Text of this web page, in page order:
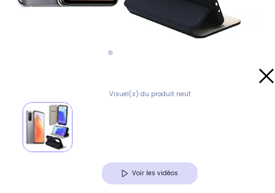
Visuel(s) du produit neuf
Voir les vidéos